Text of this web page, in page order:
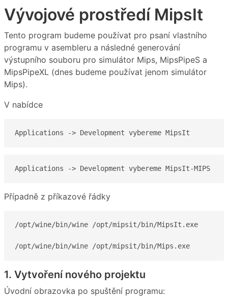
Vývojové prostředí MipsIt
Tento program budeme používat pro psaní vlastního
programu v asembleru a následné generování
výstupního souboru pro simulátor Mips, MipsPipeS a
MipsPipeXL (dnes budeme používat jenom simulátor
Mips).
V nabídce
Applications -> Development vybereme MipsIt
Applications -> Development vybereme MipsIt-MIPS
Případně z příkazové řádky
/opt/wine/bin/wine /opt/mipsit/bin/MipsIt.exe
/opt/wine/bin/wine /opt/mipsit/bin/Mips.exe
1. Vytvoření nového projektu
Úvodní obrazovka po spuštění programu: